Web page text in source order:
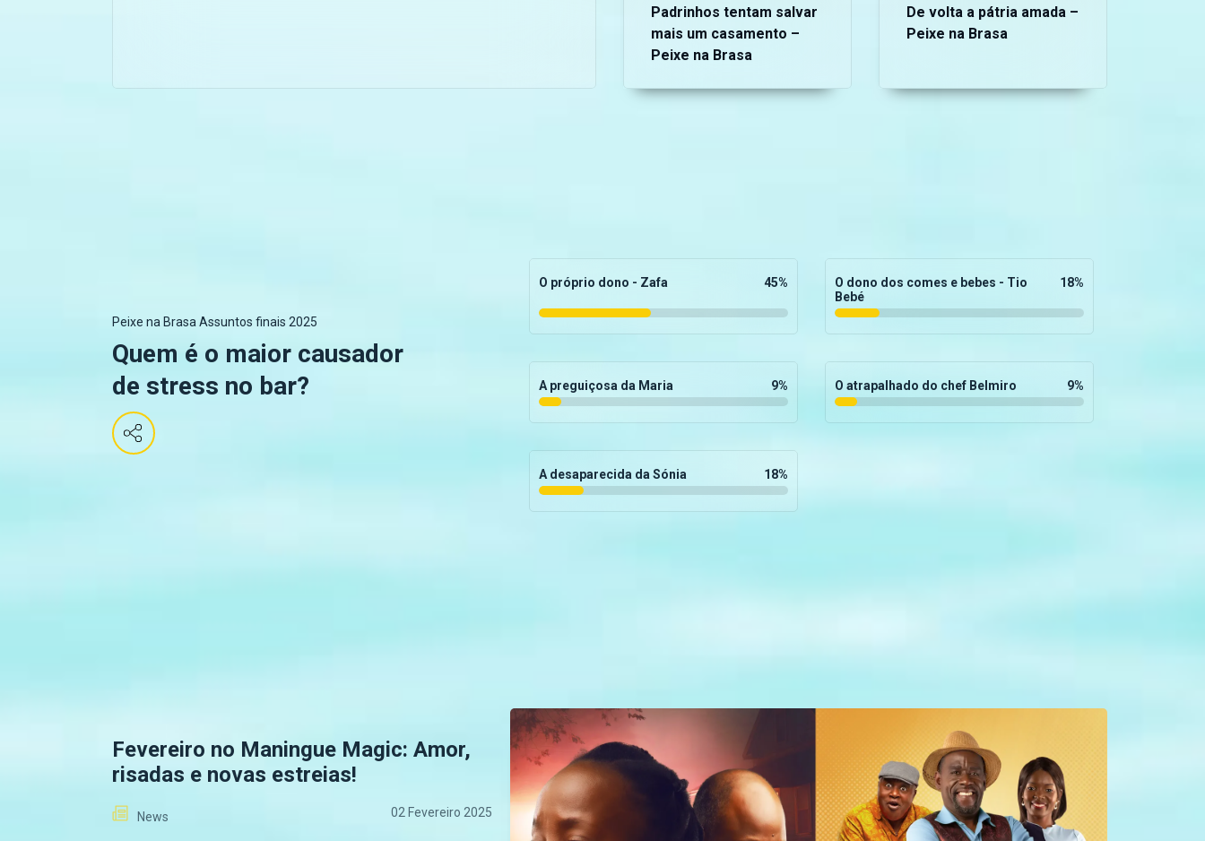
Padrinhos tentam salvar
mais um casamento –
Peixe na Brasa
De volta a pátria amada –
Peixe na Brasa
Peixe na Brasa Assuntos finais 2025
Quem é o maior causador
de stress no bar?
O próprio dono - Zafa 45%
O dono dos comes e bebes - Tio
Bebé
18%
A preguiçosa da Maria 9% O atrapalhado do chef Belmiro 9%
A desaparecida da Sónia 18%
Fevereiro no Maningue Magic: Amor,
risadas e novas estreias!
News 02 Fevereiro 2025